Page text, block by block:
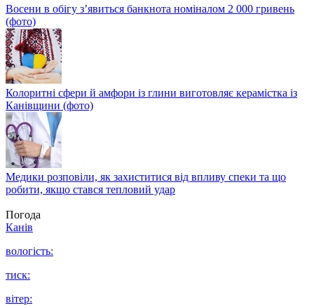
Восени в обігу з’явиться банкнота номіналом 2 000 гривень
(фото)
Колоритні сфери й амфори із глини виготовляє керамістка із
Канівщини (фото)
Медики розповіли, як захиститися від впливу спеки та що
робити, якщо стався тепловий удар
Погода
Канів
вологість:
тиск:
вітер: